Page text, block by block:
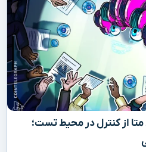
از کنترل در محیط تست؛